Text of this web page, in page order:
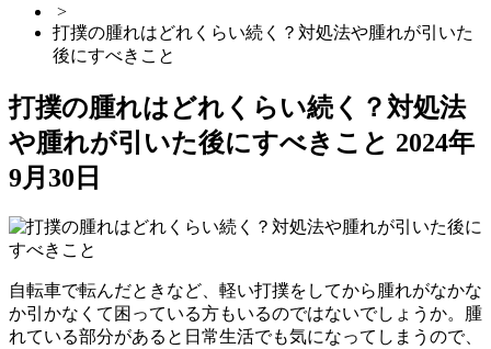
>
打撲の腫れはどれくらい続く？対処法や腫れが引いた
後にすべきこと
打撲の腫れはどれくらい続く？対処法
や腫れが引いた後にすべきこと 2024年
9月30日
自転車で転んだときなど、軽い打撲をしてから腫れがなかな
か引かなくて困っている方もいるのではないでしょうか。腫
れている部分があると日常生活でも気になってしまうので、